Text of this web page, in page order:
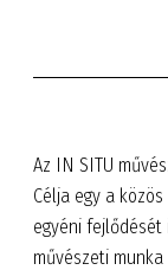
Az IN SITU
Célja egy a
egyéni fejlődését
művészeti